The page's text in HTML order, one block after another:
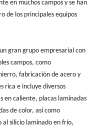
en muchos campos y se han
de los principales equipos
gran grupo empresarial con
campos, como
fabricación de acero y
rica e incluye diversos
en caliente, placas laminadas
de color, así como
al silicio laminado en frío,